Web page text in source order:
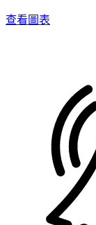
查看圖表